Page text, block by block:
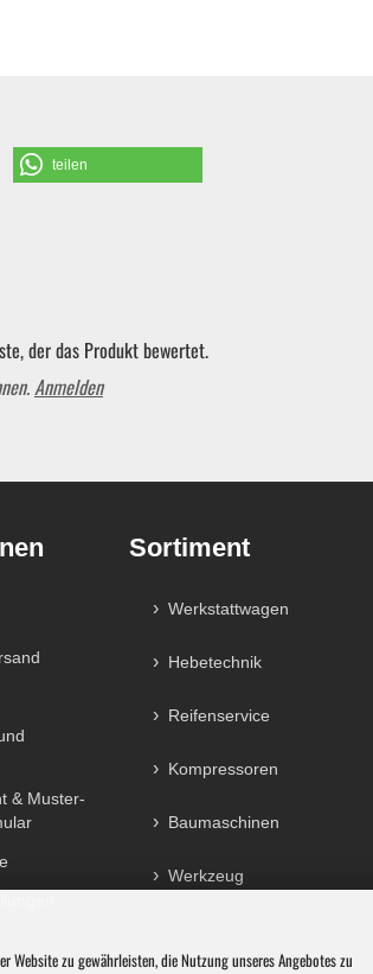
zu gewährleisten, die Nutzung unseres Angebotes zu
teilen
der das Produkt bewertet.
Anmelden
& Muster-
Sortiment
Werkstattwagen
Hebetechnik
Reifenservice
Kompressoren
Baumaschinen
Werkzeug